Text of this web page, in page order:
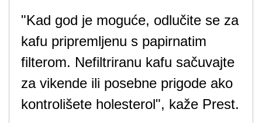
"Kad god je moguće, odlučite se za
kafu pripremljenu s papirnatim
filterom. Nefiltriranu kafu sačuvajte
za vikende ili posebne prigode ako
kontrolišete holesterol", kaže Prest.